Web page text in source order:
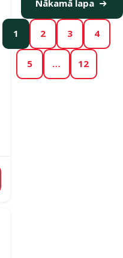
grozam
1 2 3 4
5 … 12
Nākamā lapa